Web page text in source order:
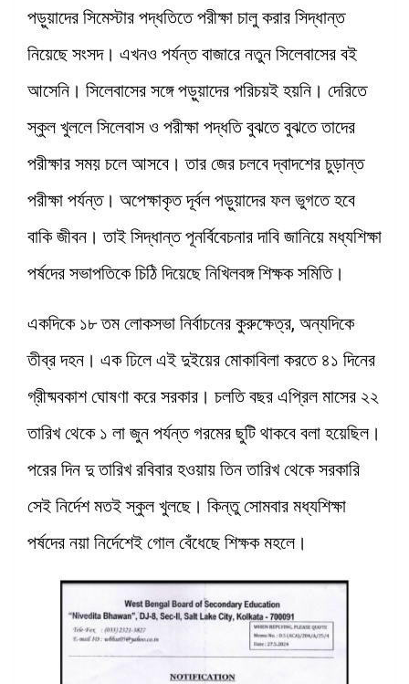
পড়ুয়াদের সিমেস্টার পদ্ধতিতে পরীক্ষা চালু করার সিদ্ধান্ত
নিয়েছে সংসদ। এখনও পর্যন্ত বাজারে নতুন সিলেবাসের বই
আসেনি। সিলেবাসের সঙ্গে পড়ুয়াদের পরিচয়ই হয়নি। দেরিতে
স্কুল খুললে সিলেবাস ও পরীক্ষা পদ্ধতি বুঝতে বুঝতে তাদের
পরীক্ষার সময় চলে আসবে। তার জের চলবে দ্বাদশের চুড়ান্ত
পরীক্ষা পর্যন্ত। অপেক্ষাকৃত দূর্বল পড়ুয়াদের ফল ভুগতে হবে
বাকি জীবন। তাই সিদ্ধান্ত পূনর্বিবেচনার দাবি জানিয়ে মধ্যশিক্ষা
পর্ষদের সভাপতিকে চিঠি দিয়েছে নিখিলবঙ্গ শিক্ষক সমিতি।
একদিকে ১৮ তম লোকসভা নির্বাচনের কুরুক্ষেত্র, অন্যদিকে
তীব্র দহন। এক ঢিলে এই দুইয়ের মোকাবিলা করতে ৪১ দিনের
গ্রীষ্মবকাশ ঘোষণা করে সরকার। চলতি বছর এপ্রিল মাসের ২২
তারিখ থেকে ১ লা জুন পর্যন্ত গরমের ছুটি থাকবে বলা হয়েছিল।
পরের দিন দু তারিখ রবিবার হওয়ায় তিন তারিখ থেকে সরকারি
সেই নির্দেশ মতই স্কুল খুলছে। কিন্তু সোমবার মধ্যশিক্ষা
পর্ষদের নয়া নির্দেশেই গোল বেঁধেছে শিক্ষক মহলে।